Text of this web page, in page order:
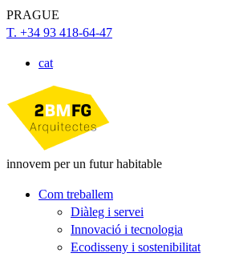
PRAGUE
T. +34 93 418-64-47
cat
innovem per un futur habitable
Com treballem
Diàleg i servei
Innovació i tecnologia
Ecodisseny i sostenibilitat